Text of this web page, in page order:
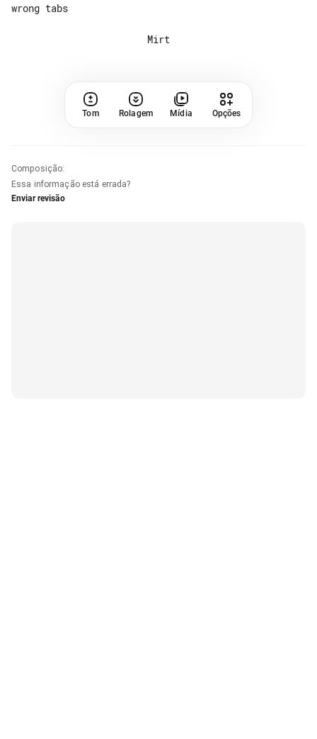
wrong tabs
Tom Rolagem Mídia Opções
Composição:
Essa informação está errada?
Enviar revisão